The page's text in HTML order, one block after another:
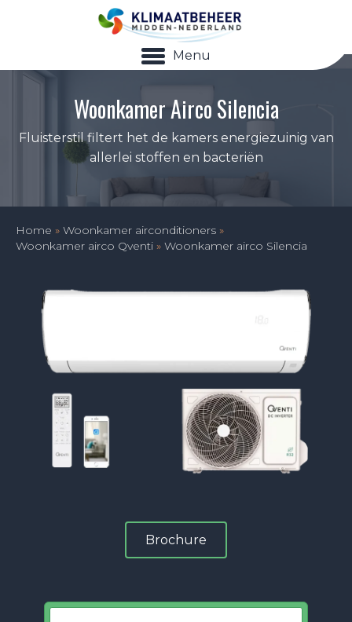
Menu
Woonkamer Airco Silencia
Fluisterstil filtert het de kamers energiezuinig van
allerlei stoffen en bacteriën
Home » Woonkamer airconditioners »
Woonkamer airco Qventi » Woonkamer airco Silencia
Brochure